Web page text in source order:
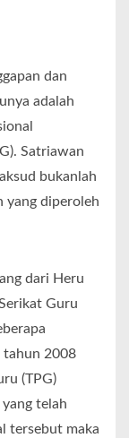
dan
adalah
Satriawan
bukanlah
yang diperoleh
dari Heru
Guru
tahun 2008
(TPG)
telah
tersebut maka